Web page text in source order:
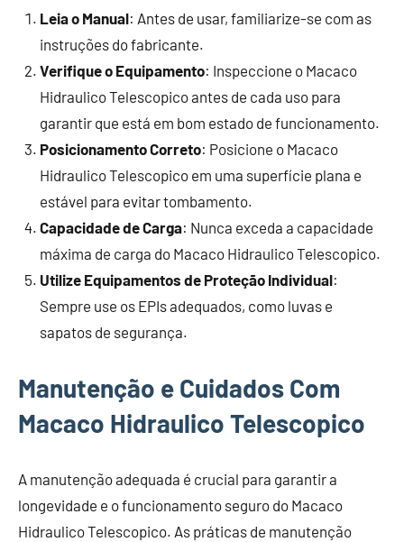
Leia o Manual: Antes de usar, familiarize-se com as
instruções do fabricante.
Verifique o Equipamento: Inspeccione o Macaco
Hidraulico Telescopico antes de cada uso para
garantir que está em bom estado de funcionamento.
Posicionamento Correto: Posicione o Macaco
Hidraulico Telescopico em uma superfície plana e
estável para evitar tombamento.
Capacidade de Carga: Nunca exceda a capacidade
máxima de carga do Macaco Hidraulico Telescopico.
Utilize Equipamentos de Proteção Individual:
Sempre use os EPIs adequados, como luvas e
sapatos de segurança.
Manutenção e Cuidados Com
Macaco Hidraulico Telescopico
A manutenção adequada é crucial para garantir a
longevidade e o funcionamento seguro do Macaco
Hidraulico Telescopico. As práticas de manutenção